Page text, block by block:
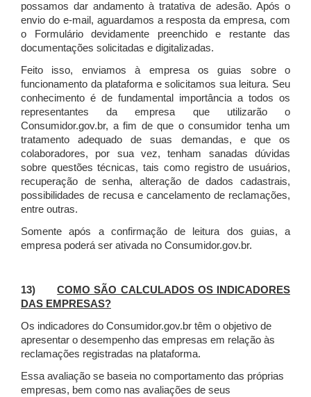
possamos dar andamento à tratativa de adesão. Após o
envio do e-mail, aguardamos a resposta da empresa, com
o Formulário devidamente preenchido e restante das
documentações solicitadas e digitalizadas.
Feito isso, enviamos à empresa os guias sobre o
funcionamento da plataforma e solicitamos sua leitura. Seu
conhecimento é de fundamental importância a todos os
representantes da empresa que utilizarão o
Consumidor.gov.br, a fim de que o consumidor tenha um
tratamento adequado de suas demandas, e que os
colaboradores, por sua vez, tenham sanadas dúvidas
sobre questões técnicas, tais como registro de usuários,
recuperação de senha, alteração de dados cadastrais,
possibilidades de recusa e cancelamento de reclamações,
entre outras.
Somente após a confirmação de leitura dos guias, a
empresa poderá ser ativada no Consumidor.gov.br.
13)COMO SÃO CALCULADOS OS INDICADORES
DAS EMPRESAS?
Os indicadores do Consumidor.gov.br têm o objetivo de
apresentar o desempenho das empresas em relação às
reclamações registradas na plataforma.
Essa avaliação se baseia no comportamento das próprias
empresas, bem como nas avaliações de seus